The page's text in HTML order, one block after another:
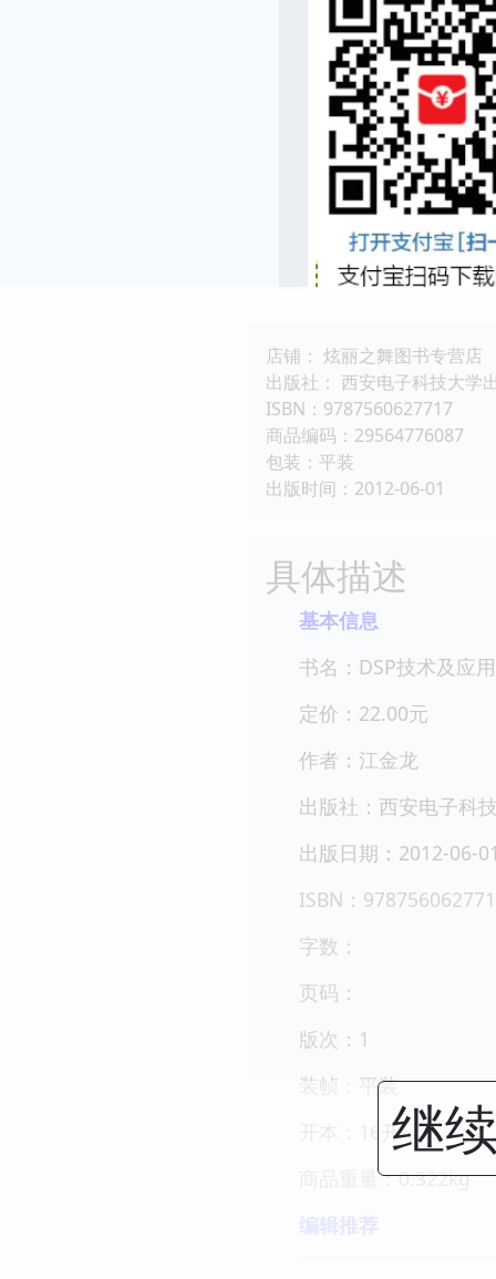
店铺： 炫丽之舞图书专营店
出版社： 西安电子科技大学
ISBN：9787560627717
商品编码：29564776087
包装：平装
出版时间：2012-06-01
具体描述
基本信息
书名：DSP技术及应用
定价：22.00元
作者：江金龙
出版社：西安电子科
出版日期：2012-06-
ISBN：
字数：
页码：
版次：1
装帧：平装
开本：16开
商品重量：0.322kg
继